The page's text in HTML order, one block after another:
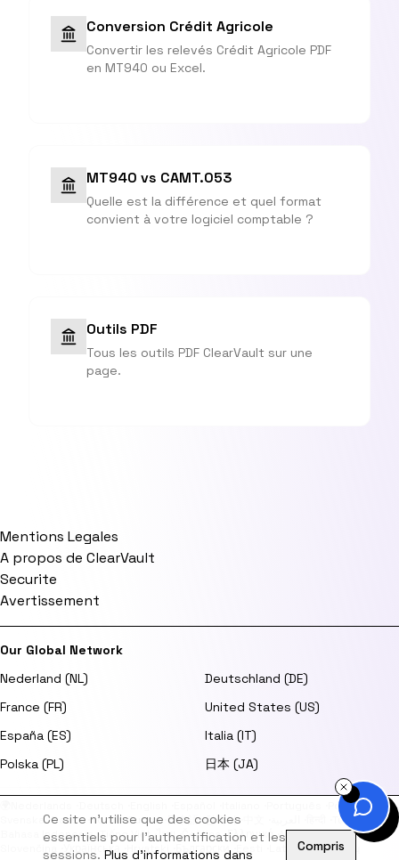
Conversion Crédit Agricole
Convertir les relevés Crédit Agricole PDF
en MT940 ou Excel.
MT940 vs CAMT.053
Quelle est la différence et quel format
convient à votre logiciel comptable ?
Outils PDF
Tous les outils PDF ClearVault sur une
page.
Mentions Legales
A propos de ClearVault
Securite
Avertissement
Our Global Network
Nederland (NL)
Deutschland (DE)
France (FR)
United States (US)
España (ES)
Italia (IT)
Polska (PL)
日本 (JA)
Polski
Svenska ·Dansk Norsk ·Suomi 日本語 ·한국어 Türkçe
Bahasa Indonesia ·Tiếng Việt · ไทย ·Čeština ·Ελληνικά ·Magyar ·Română ·
Українська Hrvatski Български Latviešu ·Lietuvių
Ce site n'utilise que des cookies
essentiels pour l'authentification et les
sessions. Plus d'informations dans
Compris